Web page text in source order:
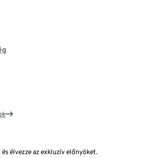
élvezze az exkluzív előnyöket.